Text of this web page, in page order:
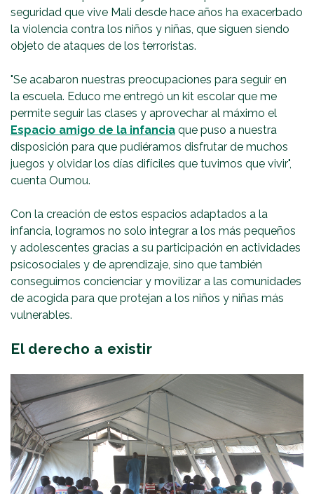
seguridad que vive Mali desde hace años ha exacerbado
la violencia contra los niños y niñas, que siguen siendo
objeto de ataques de los terroristas.
"Se acabaron nuestras preocupaciones para seguir en
la escuela. Educo me entregó un kit escolar que me
permite seguir las clases y aprovechar al máximo el
Espacio amigo de la infancia que puso a nuestra
disposición para que pudiéramos disfrutar de muchos
juegos y olvidar los días difíciles que tuvimos que vivir",
cuenta Oumou.
Con la creación de estos espacios adaptados a la
infancia, logramos no solo integrar a los más pequeños
y adolescentes gracias a su participación en actividades
psicosociales y de aprendizaje, sino que también
conseguimos concienciar y movilizar a las comunidades
de acogida para que protejan a los niños y niñas más
vulnerables.
El derecho a existir